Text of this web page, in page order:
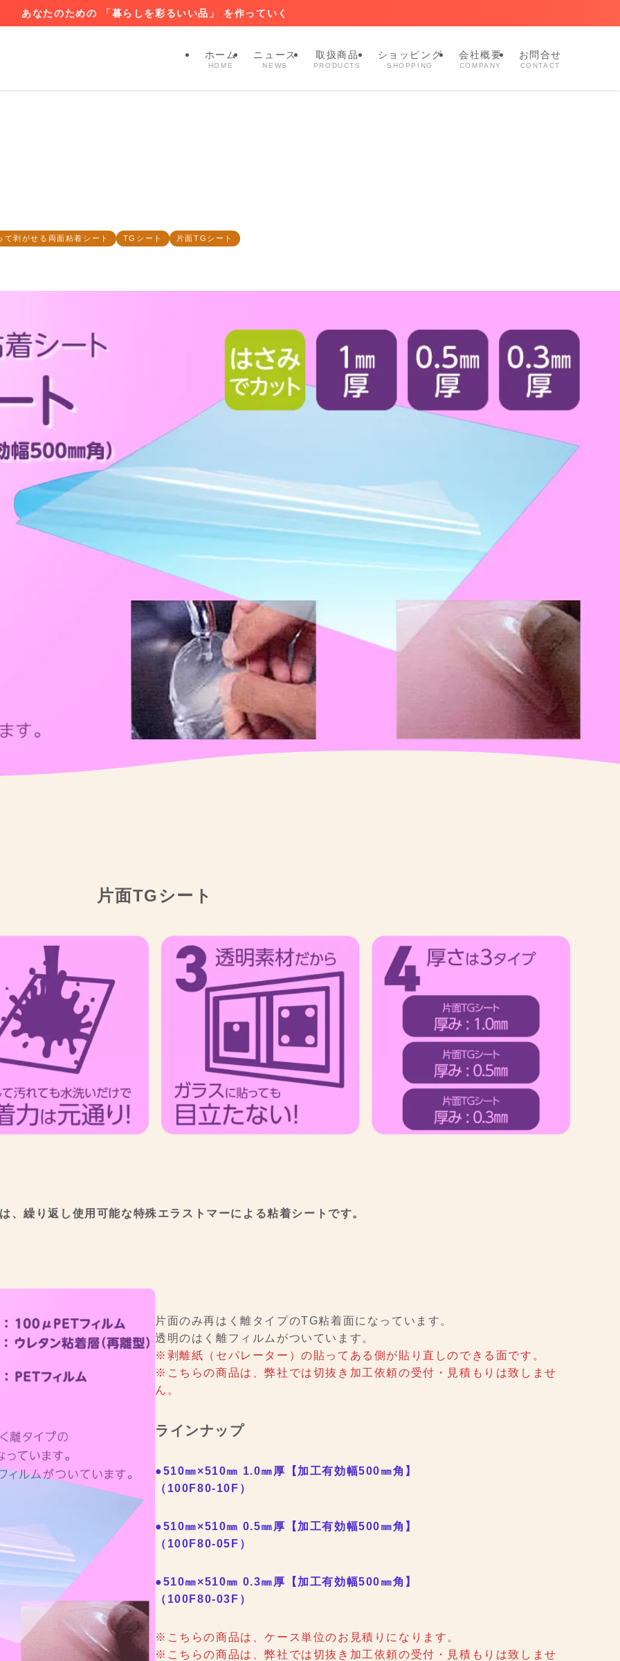
あなたのための 「暮らしを彩るいい品」 を作っていく
ホーム
HOME
ニュース
NEWS
取扱商品
PRODUCTS
ショッピング
SHOPPING
会社概要
COMPANY
お問合せ
CONTACT
て剥がせる両面粘着シート TGシート 片面TGシート
片面TGシート
、繰り返し使用可能な特殊エラストマーによる粘着シートです。
片面のみ再はく離タイプのTG粘着面になっています。
透明のはく離フィルムがついています。
※剥離紙（セパレーター）の貼ってある側が貼り直しのできる面です。
※こちらの商品は、弊社では切抜き加工依頼の受付・見積もりは致しませ
ん。
ラインナップ
●510㎜×510㎜ 1.0㎜厚 【加工有効幅500㎜角】
（100F80-10F）
●510㎜×510㎜ 0.5㎜厚 【加工有効幅500㎜角】
（100F80-05F）
●510㎜×510㎜ 0.3㎜厚 【加工有効幅500㎜角】
（100F80-03F）
※こちらの商品は、ケース単位のお見積りになります。
※こちらの商品は、弊社では切抜き加工依頼の受付・見積もりは致しませ